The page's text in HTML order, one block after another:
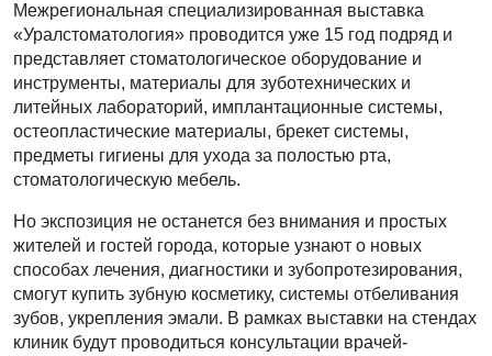
Межрегиональная специализированная выставка
«Уралстоматология» проводится уже 15 год подряд и
представляет стоматологическое оборудование и
инструменты, материалы для зуботехнических и
литейных лабораторий, имплантационные системы,
остеопластические материалы, брекет системы,
предметы гигиены для ухода за полостью рта,
стоматологическую мебель.
Но экспозиция не останется без внимания и простых
жителей и гостей города, которые узнают о новых
способах лечения, диагностики и зубопротезирования,
смогут купить зубную косметику, системы отбеливания
зубов, укрепления эмали. В рамках выставки на стендах
клиник будут проводиться консультации врачей-